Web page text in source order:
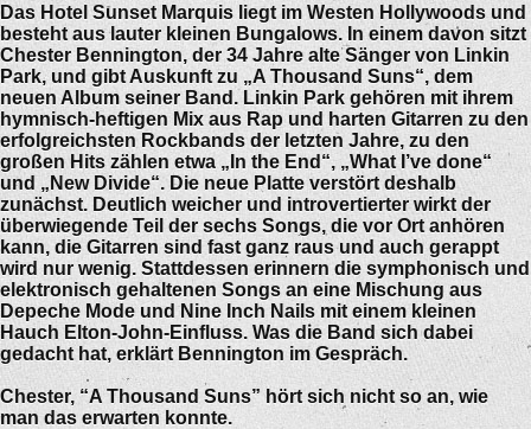
Das Hotel Sunset Marquis liegt im Westen Hollywoods und
besteht aus lauter kleinen Bungalows. In einem davon sitzt
Chester Bennington, der 34 Jahre alte Sänger von Linkin
Park, und gibt Auskunft zu „A Thousand Suns“, dem
neuen Album seiner Band. Linkin Park gehören mit ihrem
hymnisch-heftigen Mix aus Rap und harten Gitarren zu den
erfolgreichsten Rockbands der letzten Jahre, zu den
großen Hits zählen etwa „In the End“, „What I’ve done“
und „New Divide“. Die neue Platte verstört deshalb
zunächst. Deutlich weicher und introvertierter wirkt der
überwiegende Teil der sechs Songs, die vor Ort anhören
kann, die Gitarren sind fast ganz raus und auch gerappt
wird nur wenig. Stattdessen erinnern die symphonisch und
elektronisch gehaltenen Songs an eine Mischung aus
Depeche Mode und Nine Inch Nails mit einem kleinen
Hauch Elton-John-Einfluss. Was die Band sich dabei
gedacht hat, erklärt Bennington im Gespräch.
Chester, “A Thousand Suns” hört sich nicht so an, wie
man das erwarten konnte.